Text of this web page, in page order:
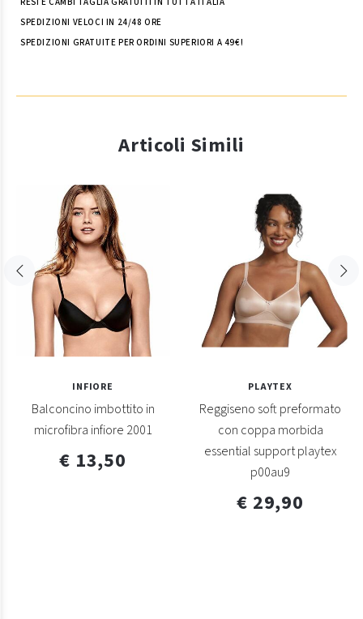
SPEDIZIONI VELOCI IN 24/48 ORE
SPEDIZIONI GRATUITE PER ORDINI SUPERIORI A 49€!
Articoli Simili
INFIORE
Balconcino imbottito in
microfibra infiore 2001
€ 13,50
PLAYTEX
Reggiseno soft preformato
con coppa morbida
essential support playtex
p00au9
€ 29,90